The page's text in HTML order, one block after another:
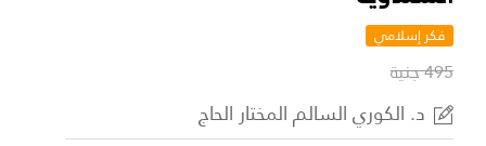
فكر إسلامي
495 جنية
د. الكوري السالم المختار الحاج